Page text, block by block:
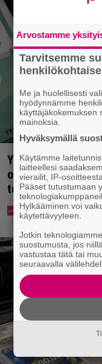
Yle: Uuden lain
osaamisestaan
toivovat
Arvostamme
Tarvitsemme
Me ja huolellisesti
hyödynnämme
käyttäjäkokemuksen
mainoksia.
Hyväksymällä
Käytämme
laitteellesi
vierailit, IP-
Pääset tutustumaan
Hylkääminen voi
käytettävyyteen.
Jotkin
suostumusta, jos
vastustaa tätä tai
seuraavalla